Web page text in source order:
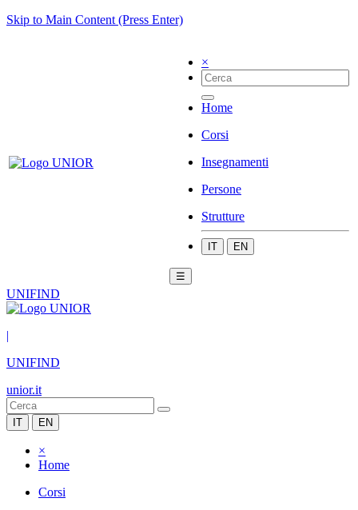
Skip to Main Content (Press Enter)
×
Home
Corsi
Insegnamenti
Persone
Strutture
IT EN
☰
UNIFIND
|
UNIFIND
unior.it
IT EN
×
Home
Corsi